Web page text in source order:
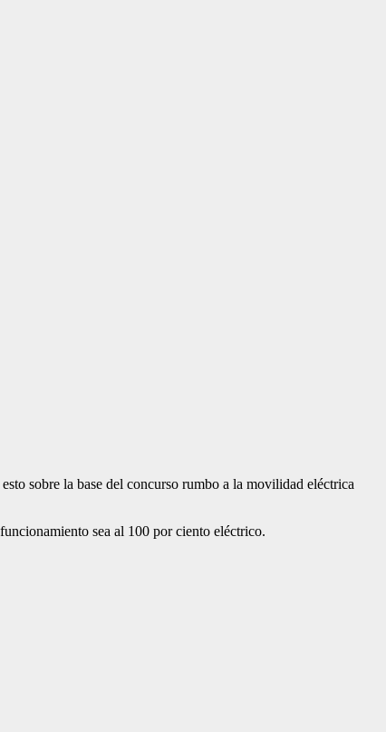
sobre la base del concurso rumbo a la movilidad eléctrica
sea al 100 por ciento eléctrico.